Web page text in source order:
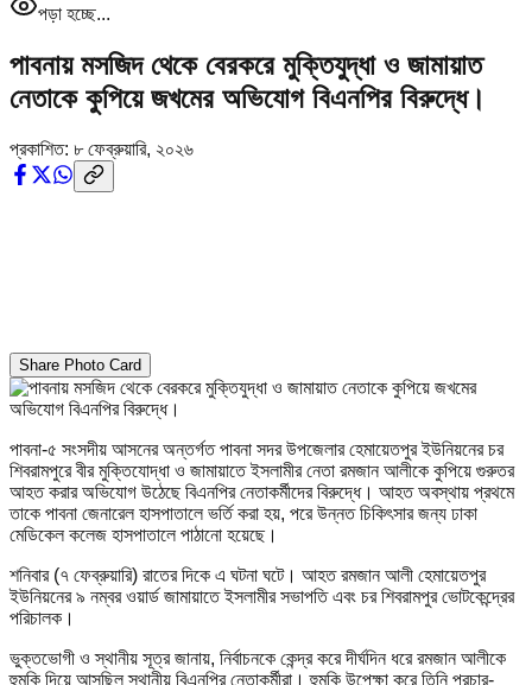
পড়া হচ্ছে...
পাবনায় মসজিদ থেকে বেরকরে মুক্তিযুদ্ধা ও জামায়াত
নেতাকে কুপিয়ে জখমের অভিযোগ বিএনপির বিরুদ্ধে।
প্রকাশিত: ৮ ফেব্রুয়ারি, ২০২৬
Share Photo Card
পাবনা-৫ সংসদীয় আসনের অন্তর্গত পাবনা সদর উপজেলার হেমায়েতপুর ইউনিয়নের চর
শিবরামপুরে বীর মুক্তিযোদ্ধা ও জামায়াতে ইসলামীর নেতা রমজান আলীকে কুপিয়ে গুরুতর
আহত করার অভিযোগ উঠেছে বিএনপির নেতাকর্মীদের বিরুদ্ধে। আহত অবস্থায় প্রথমে
তাকে পাবনা জেনারেল হাসপাতালে ভর্তি করা হয়, পরে উন্নত চিকিৎসার জন্য ঢাকা
মেডিকেল কলেজ হাসপাতালে পাঠানো হয়েছে।
শনিবার (৭ ফেব্রুয়ারি) রাতের দিকে এ ঘটনা ঘটে। আহত রমজান আলী হেমায়েতপুর
ইউনিয়নের ৯ নম্বর ওয়ার্ড জামায়াতে ইসলামীর সভাপতি এবং চর শিবরামপুর ভোটকেন্দ্রের
পরিচালক।
ভুক্তভোগী ও স্থানীয় সূত্র জানায়, নির্বাচনকে কেন্দ্র করে দীর্ঘদিন ধরে রমজান আলীকে
হুমকি দিয়ে আসছিল স্থানীয় বিএনপির নেতাকর্মীরা। হুমকি উপেক্ষা করে তিনি প্রচার-